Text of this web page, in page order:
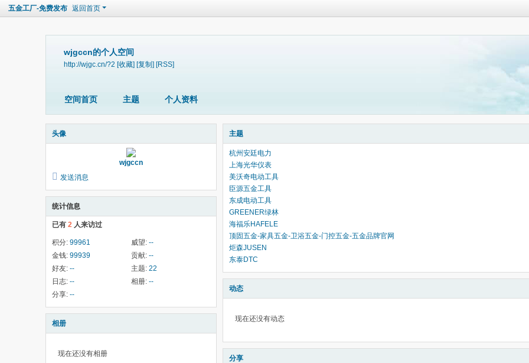
五金工厂-免费发布 返回首页
wjgccn的个人空间
http://wjgc.cn/?2 [收藏] [复制] [RSS]
空间首页 主题 个人资料
头像
wjgccn
发送消息
统计信息
已有 2 人来访过
积分: 99961 威望: --
金钱: 99939 贡献: --
好友: -- 主题: 22
日志: -- 相册: --
分享: --
相册
现在还没有相册
主题
杭州安廷电力
上海光华仪表
美沃奇电动工具
臣源五金工具
东成电动工具
GREENER绿林
海福乐HAFELE
顶固五金-家具五金-卫浴五金-门控五金-五金品牌官网
炬森JUSEN
东泰DTC
动态
现在还没有动态
分享